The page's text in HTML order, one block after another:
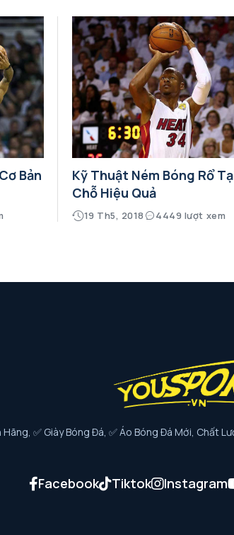
Bản
Kỹ Thuật Ném Bóng Rổ
Chỗ Hiệu Quả
19 Th5, 2018 4449 lượt xem
✅ Giày Bóng Đá, ✅ Áo Bóng Đá Mới, Chất
Facebook Tiktok Instagram